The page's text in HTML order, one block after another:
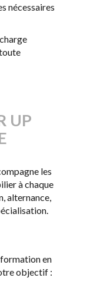
nécessaires
UP
les
à chaque
alternance,
formation en
objectif :